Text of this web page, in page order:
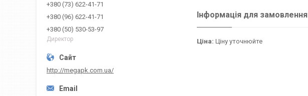
Інформація для замовлення
Ціна: Ціну уточнюйте
+380 (73) 622-41-71
+380 (96) 622-41-71
+380 (50) 530-53-97
Директор
http://megapk.com.ua/